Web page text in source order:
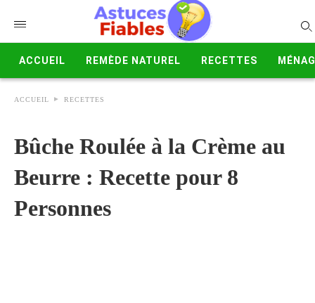
ACCUEIL REMÈDE NATUREL RECETTES
ACCUEIL RECETTES
Bûche Roulée à la Crème au
Beurre : Recette pour 8
Personnes